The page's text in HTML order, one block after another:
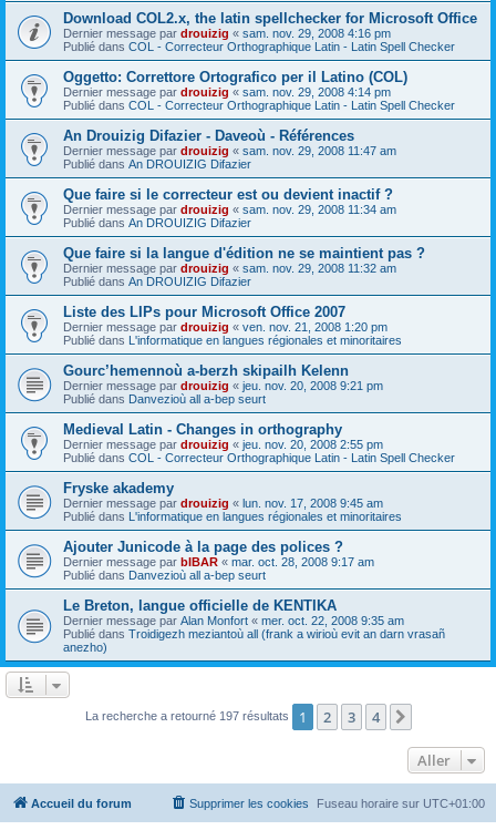
Download COL2.x, the latin spellchecker for Microsoft Office
Dernier message par drouizig « sam. nov. 29, 2008 4:16 pm
Publié dans COL - Correcteur Orthographique Latin - Latin Spell Checker
Oggetto: Correttore Ortografico per il Latino (COL)
Dernier message par drouizig « sam. nov. 29, 2008 4:14 pm
Publié dans COL - Correcteur Orthographique Latin - Latin Spell Checker
An Drouizig Difazier - Daveoù - Références
Dernier message par drouizig « sam. nov. 29, 2008 11:47 am
Publié dans An DROUIZIG Difazier
Que faire si le correcteur est ou devient inactif ?
Dernier message par drouizig « sam. nov. 29, 2008 11:34 am
Publié dans An DROUIZIG Difazier
Que faire si la langue d'édition ne se maintient pas ?
Dernier message par drouizig « sam. nov. 29, 2008 11:32 am
Publié dans An DROUIZIG Difazier
Liste des LIPs pour Microsoft Office 2007
Dernier message par drouizig « ven. nov. 21, 2008 1:20 pm
Publié dans L'informatique en langues régionales et minoritaires
Gourc’hemennoù a-berzh skipailh Kelenn
Dernier message par drouizig « jeu. nov. 20, 2008 9:21 pm
Publié dans Danvezioù all a-bep seurt
Medieval Latin - Changes in orthography
Dernier message par drouizig « jeu. nov. 20, 2008 2:55 pm
Publié dans COL - Correcteur Orthographique Latin - Latin Spell Checker
Fryske akademy
Dernier message par drouizig « lun. nov. 17, 2008 9:45 am
Publié dans L'informatique en langues régionales et minoritaires
Ajouter Junicode à la page des polices ?
Dernier message par bIBAR « mar. oct. 28, 2008 9:17 am
Publié dans Danvezioù all a-bep seurt
Le Breton, langue officielle de KENTIKA
Dernier message par Alan Monfort « mer. oct. 22, 2008 9:35 am
Publié dans Troidigezh meziantoù all (frank a wirioù evit an darn vrasañ
anezho)
La recherche a retourné 197 résultats 1 2 3 4
Aller
Accueil du forum Fuseau horaire sur UTC+01:00
Supprimer les cookies